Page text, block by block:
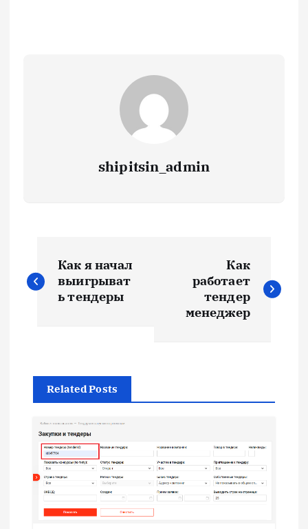
shipitsin_admin
а
г
ц
и
Как я начал
выигрыват
ь тендеры
Как
работает
тендер
менеджер
Related Posts